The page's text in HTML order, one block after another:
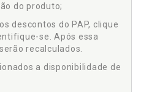
do produto;
descontos do PAP, clique
se. Após essa
recalculados.
a disponibilidade de